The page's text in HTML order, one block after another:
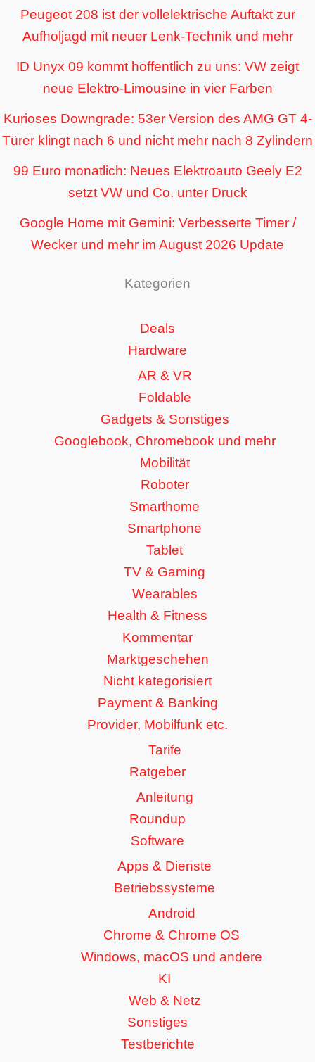
Peugeot 208 ist der vollelektrische Auftakt zur
Aufholjagd mit neuer Lenk-Technik und mehr
ID Unyx 09 kommt hoffentlich zu uns: VW zeigt
neue Elektro-Limousine in vier Farben
Kurioses Downgrade: 53er Version des AMG GT 4-
Türer klingt nach 6 und nicht mehr nach 8 Zylindern
99 Euro monatlich: Neues Elektroauto Geely E2
setzt VW und Co. unter Druck
Google Home mit Gemini: Verbesserte Timer /
Wecker und mehr im August 2026 Update
Kategorien
Deals
Hardware
AR & VR
Foldable
Gadgets & Sonstiges
Googlebook, Chromebook und mehr
Mobilität
Roboter
Smarthome
Smartphone
Tablet
TV & Gaming
Wearables
Health & Fitness
Kommentar
Marktgeschehen
Nicht kategorisiert
Payment & Banking
Provider, Mobilfunk etc.
Tarife
Ratgeber
Anleitung
Roundup
Software
Apps & Dienste
Betriebssysteme
Android
Chrome & Chrome OS
Windows, macOS und andere
KI
Web & Netz
Sonstiges
Testberichte